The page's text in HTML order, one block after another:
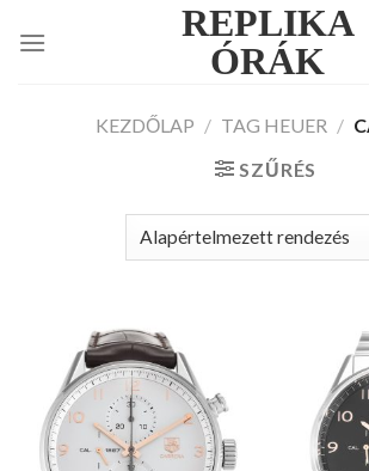
REPLIKA
ÓRÁK
KEZDŐLAP / TAG HEUER /
SZŰRÉS